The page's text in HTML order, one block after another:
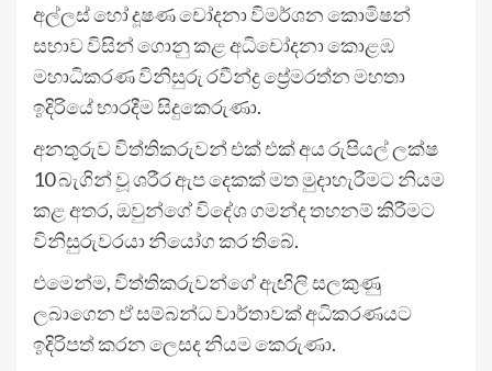
අල්ලස් හෝ දූෂණ චෝදනා විමර්ශන කොමිෂන්
සභාව විසින් ගොනු කළ අධිචෝදනා කොළඹ
මහාධිකරණ විනිසුරු රවීන්ද්‍ර ප්‍රේමරත්න මහතා
ඉදිරියේ භාරදීම සිදුකෙරුණා.
අනතුරුව විත්තිකරුවන් එක් එක් අය රුපියල් ලක්ෂ
10 බැගින් වූ ශරීර ඇප දෙකක් මත මුදාහැරීමට නියම
කළ අතර, ඔවුන්ගේ විදේශ ගමන්ද තහනම් කිරීමට
විනිසුරුවරයා නියෝග කර තිබේ.
එමෙන්ම, විත්තිකරුවන්ගේ ඇඟිලි සලකුණු
ලබාගෙන ඒ සම්බන්ධ වාර්තාවක් අධිකරණයට
ඉදිරිපත් කරන ලෙසද නියම කෙරුණා.